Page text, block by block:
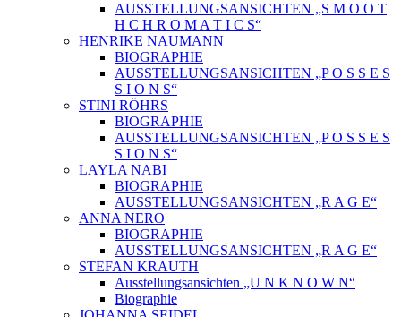
AUSSTELLUNGSANSICHTEN „S M O O T
H C H R O M A T I C S“
HENRIKE NAUMANN
BIOGRAPHIE
AUSSTELLUNGSANSICHTEN „P O S S E S
S I O N S“
STINI RÖHRS
BIOGRAPHIE
AUSSTELLUNGSANSICHTEN „P O S S E S
S I O N S“
LAYLA NABI
BIOGRAPHIE
AUSSTELLUNGSANSICHTEN „R A G E“
ANNA NERO
BIOGRAPHIE
AUSSTELLUNGSANSICHTEN „R A G E“
STEFAN KRAUTH
Ausstellungsansichten „U N K N O W N“
Biographie